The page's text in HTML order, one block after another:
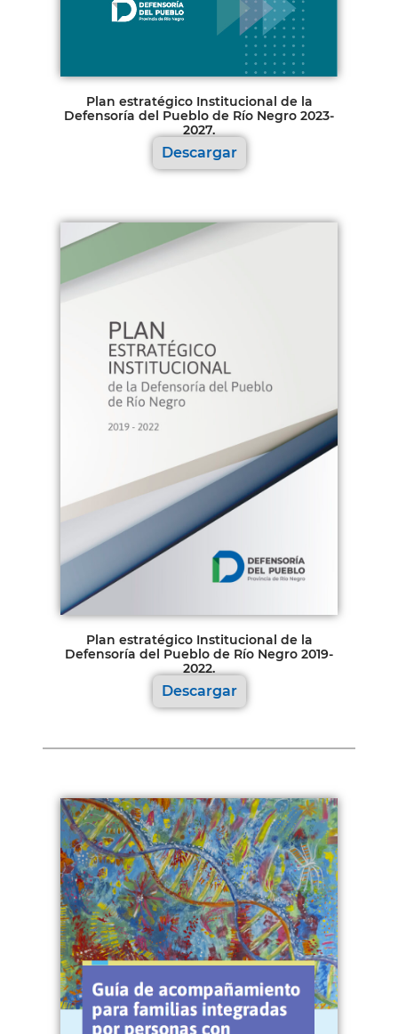
Plan estratégico Institucional de la
Defensoría del Pueblo de Río Negro 2023-
2027.
Descargar
Plan estratégico Institucional de la
Defensoría del Pueblo de Río Negro 2019-
2022.
Descargar